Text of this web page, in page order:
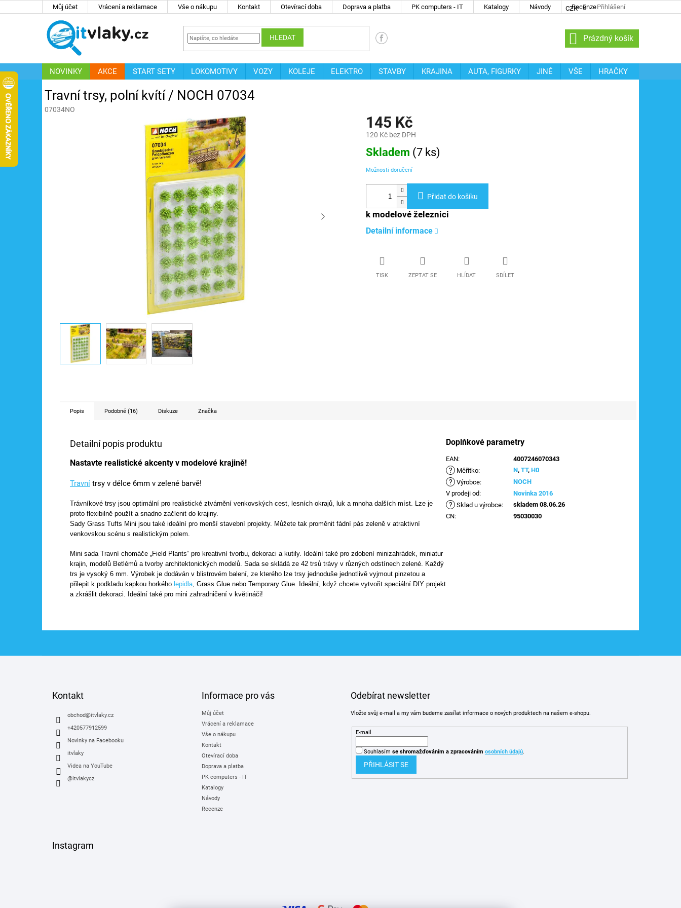
Můj účet Vrácení a reklamace Vše o nákupu Kontakt Otevírací doba Doprava a platba PK computers - IT Katalogy Návody Recenze
CZK Přihlášení
HLEDAT
NÁKUPNÍ
KOŠÍK
Prázdný košík
NOVINKY AKCE START SETY LOKOMOTIVY VOZY KOLEJE ELEKTRO STAVBY KRAJINA AUTA, FIGURKY JINÉ VŠE
HRAČKY
ZNAČKY
Travní trsy, polní kvítí / NOCH 07034
07034NO
145 Kč
120 Kč bez DPH
Měrná
cena:
Skladem (7 ks)
Možnosti doručení
Přidat do košíku
k modelové železnici
Detailní informace
TISK ZEPTAT SE HLÍDAT SDÍLET
Popis Podobné (16) Diskuze Značka
Detailní popis produktu
Nastavte realistické akcenty v modelové krajině!
Travní trsy v délce 6mm v zelené barvě!
Trávníkové trsy jsou optimální pro realistické ztvárnění venkovských cest, lesních okrajů, luk a mnoha dalších míst. Lze je
proto flexibilně použít a snadno začlenit do krajiny.
Sady Grass Tufts Mini jsou také ideální pro menší stavební projekty. Můžete tak proměnit fádní pás zeleně v atraktivní
venkovskou scénu s realistickým polem.
Mini sada Travní chomáče „Field Plants“ pro kreativní tvorbu, dekoraci a kutily. Ideální také pro zdobení minizahrádek, miniatur
krajin, modelů Betlémů a tvorby architektonických modelů. Sada se skládá ze 42 trsů trávy v různých odstínech zelené. Každý
trs je vysoký 6 mm. Výrobek je dodáván v blistrovém balení, ze kterého lze trsy jednoduše jednotlivě vyjmout pinzetou a
přilepit k podkladu kapkou horkého lepidla , Grass Glue nebo Temporary Glue. Ideální, když chcete vytvořit speciální DIY projekt
a zkrášlit dekoraci. Ideální také pro mini zahradničení v květináči!
Doplňkové parametry
EAN: 4007246070343
? Měřítko: N,TT,H0
? Výrobce:
NOCH
V prodeji od: Novinka 2016
? Sklad u výrobce:
skladem 08.06.26
CN: 95030030
Kontakt
obchod@itvlaky.cz
+420577912599
Novinky na Facebooku
itvlaky
Videa na YouTube
@itvlakycz
Informace pro vás
Můj účet
Vrácení a reklamace
Vše o nákupu
Kontakt
Otevírací doba
Doprava a platba
PK computers - IT
Katalogy
Návody
Recenze
Odebírat newsletter
Vložte svůj e-mail a my vám budeme zasílat informace o nových produktech na našem e-shopu.
E-mail
Souhlasím se shromažďováním a zpracováním osobních údajů.
PŘIHLÁSIT SE
Instagram